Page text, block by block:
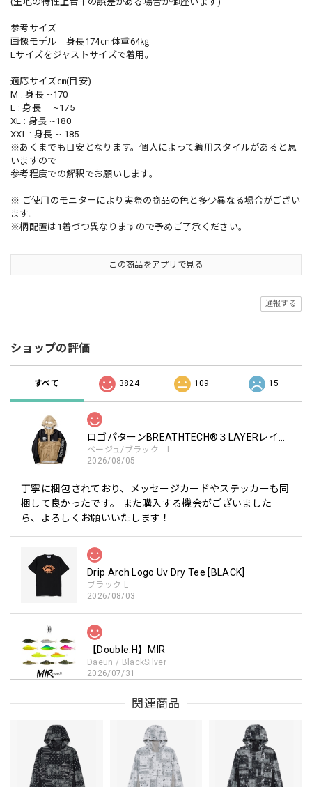
参考サイズ
画像モデル 身長174㎝ 体重64㎏
Lサイズをジャストサイズで着用。
適応サイズ㎝(目安)
M : 身長 ~170
L : 身長 ~175
XL : 身長 ~180
XXL : 身長 ~ 185
※あくまでも目安となります。個人によって着用スタイルがあると思
いますので
参考程度での解釈でお願いします。
※ ご使用のモニターにより実際の商品の色と多少異なる場合がござい
ます。
※柄配置は1着づつ異なりますので予めご了承ください。
この商品をアプリで見る
通報する
ショップの評価
すべて 3824 109 15
ロゴパターンBREATHTECH®３LAYERレインジャケット［BEG/BLK］
ベージュ/ブラック L
2026/08/05
丁寧に梱包されており、メッセージカードやステッカーも同
梱して良かったです。 また購入する機会がございました
ら、よろしくお願いいたします！
Drip Arch Logo Uv Dry Tee [BLACK]
ブラック L
2026/08/03
【Double.H】MIR
Daeun / BlackSilver
2026/07/31
MIR届きました。発送まで迅速に対応して頂きありがとうご
ブラック L
関連商品